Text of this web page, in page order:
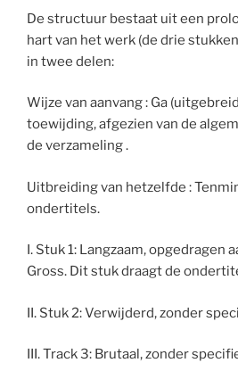
De structuur bestaat uit een
hart van het werk (de drie
in twee delen:
Wijze van aanvang : Ga
toewijding, afgezien van de
de verzameling .
Uitbreiding van hetzelfde :
ondertitels.
I. Stuk 1: Langzaam, opgedragen
Gross. Dit stuk draagt de
II. Stuk 2: Verwijderd, zonder
III. Track 3: Brutaal, zonder